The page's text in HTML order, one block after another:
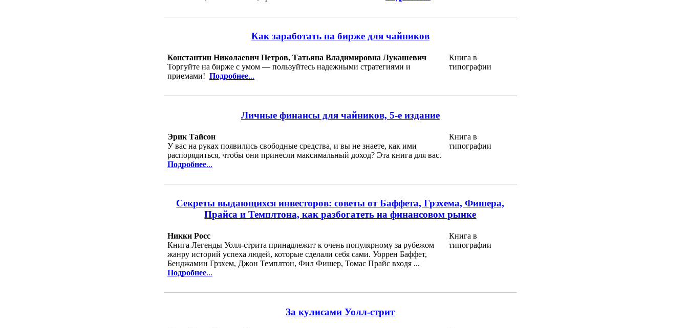
Как заработать на бирже для чайников
Константин Николаевич Петров, Татьяна Владимировна Лукашевич
Торгуйте на бирже с умом — пользуйтесь надежными стратегиями и
приемами! Подробнее...
Книга в
типографии
Личные финансы для чайников, 5-е издание
Эрик Тайсон
У вас на руках появились свободные средства, и вы не знаете, как ими
распорядиться, чтобы они принесли максимальный доход? Эта книга для вас.
Подробнее...
Книга в
типографии
Секреты выдающихся инвесторов: советы от Баффета, Грэхема, Фишера,
Прайса и Темплтона, как разбогатеть на финансовом рынке
Никки Росс
Книга Легенды Уолл-стрита принадлежит к очень популярному за рубежом
жанру историй успеха людей, которые сделали себя сами. Уоррен Баффет,
Бенджамин Грэхем, Джон Темплтон, Фил Фишер, Томас Прайс входя ...
Подробнее...
Книга в
типографии
За кулисами Уолл-стрит